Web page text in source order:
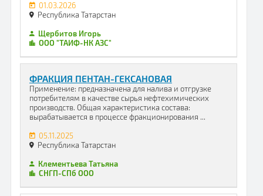
01.03.2026
Республика Татарстан
Щербитов Игорь
ООО "ТАИФ-НК АЗС"
ФРАКЦИЯ ПЕНТАН-ГЕКСАНОВАЯ
Применение: предназначена для налива и отгрузке
потребителям в качестве сырья нефтехимических
производств. Общая характеристика состава:
вырабатывается в процессе фракционирования ...
05.11.2025
Республика Татарстан
Клементьева Татьяна
СНГП-СПб ООО